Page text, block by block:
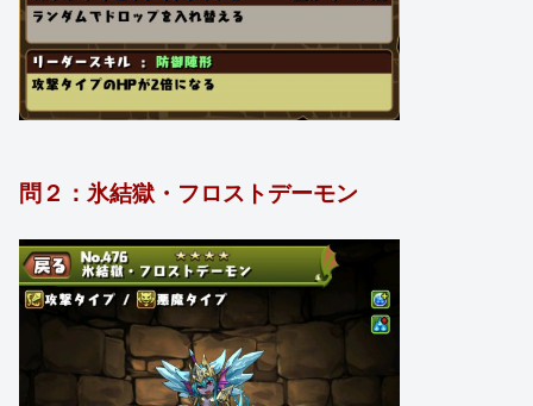
問２：氷結獄・フロストデーモン